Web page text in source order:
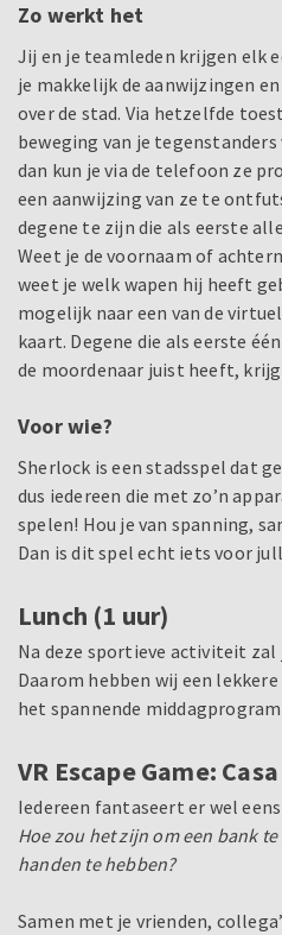
Zo werkt het
Jij en je teamleden krijgen elk
je makkelijk de aanwijzingen
over de stad. Via hetzelfde
beweging van je
dan kun je via de telefoon ze
een aanwijzing van ze te
degene te zijn die als eerste
Weet je de voornaam of
weet je welk wapen hij heeft
mogelijk naar een van de
kaart. Degene die als eerste
de moordenaar juist heeft,
Voor wie?
Sherlock is een stadsspel dat
dus iedereen die met zo’n
spelen! Hou je van spanning,
Dan is dit spel echt iets voor
Lunch (1 uur)
Na deze sportieve activiteit zal
Daarom hebben wij een
het spannende
VR Escape Game:
Iedereen fantaseert er wel
Hoe zou het zijn om een bank
handen te hebben?
Samen met je vrienden,